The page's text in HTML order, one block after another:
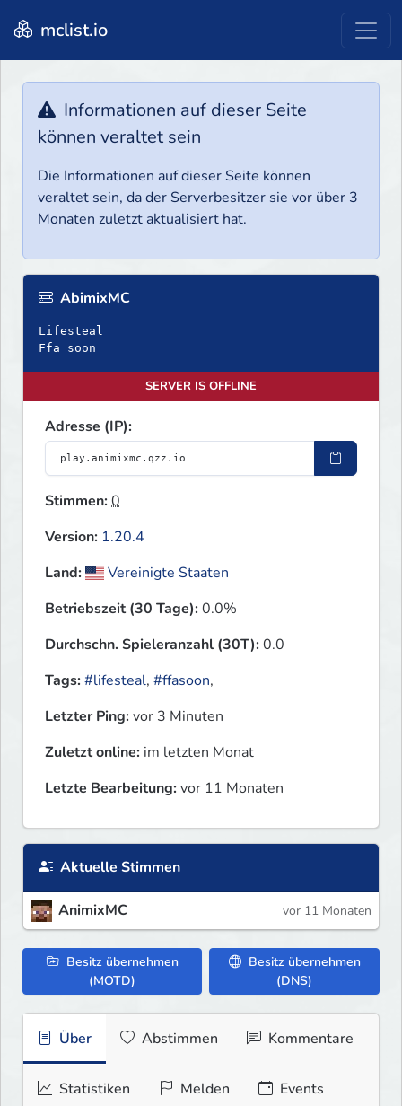
mclist.io
Informationen auf dieser Seite
können veraltet sein
Die Informationen auf dieser Seite können
veraltet sein, da der Serverbesitzer sie vor über 3
Monaten zuletzt aktualisiert hat.
AbimixMC
Lifesteal
Ffa soon
SERVER IS OFFLINE
Adresse (IP):
Stimmen:0
Version: 1.20.4
Land:
Vereinigte Staaten
Betriebszeit (30 Tage):0.0%
Durchschn. Spieleranzahl (30T):0.0
Tags:#lifesteal, #ffasoon,
Letzter Ping:vor 3 Minuten
Zuletzt online: im letzten Monat
Letzte Bearbeitung:vor 11 Monaten
Aktuelle Stimmen
AnimixMC vor 11 Monaten
Besitz übernehmen
(MOTD)
Besitz übernehmen
(DNS)
Über Abstimmen Kommentare
Statistiken Melden Events